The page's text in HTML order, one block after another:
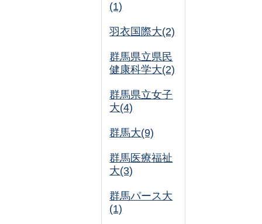
(1)
羽衣国際大(2)
群馬県立県民
健康科学大(2)
群馬県立女子
大(4)
群馬大(9)
群馬医療福祉
大(3)
群馬パース大
(1)